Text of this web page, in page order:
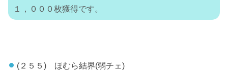
１，０００枚獲得です。
(２５５) ほむら結界(弱チェ)